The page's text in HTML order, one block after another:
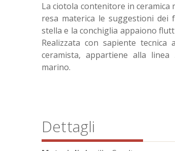
La ciotola contenitore in ceramica
resa materica le suggestioni
stella e la conchiglia appaiono
Realizzata con sapiente
ceramista, appartiene alla linea
marino.
Dettagli